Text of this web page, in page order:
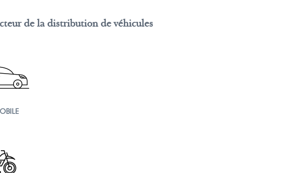
de la distribution de véhicules